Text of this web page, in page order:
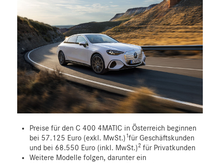
Preise für den C 400 4MATIC in Österreich beginnen
bei 57.125 Euro (exkl. MwSt.) 1für Geschäftskunden
und bei 68.550 Euro (inkl. MwSt.)2 für Privatkunden
Weitere Modelle folgen, darunter ein